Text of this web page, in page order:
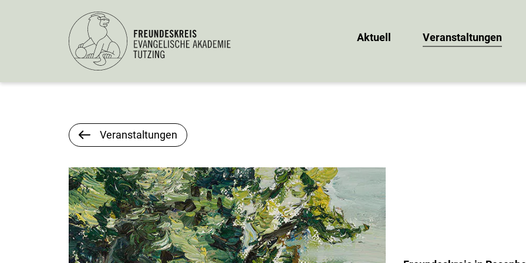
Aktuell Veranstaltungen
Veranstaltungen